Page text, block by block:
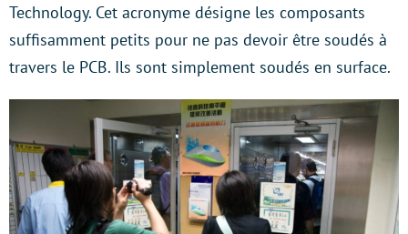
Technology. Cet acronyme désigne les composants
suffisamment petits pour ne pas devoir être soudés à
travers le PCB. Ils sont simplement soudés en surface.